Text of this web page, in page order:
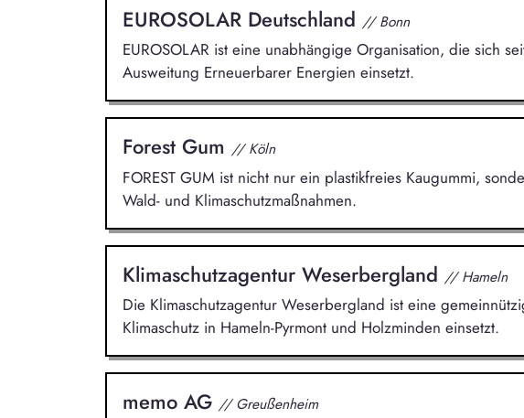
EUROSOLAR Deutschland // Bonn
EUROSOLAR ist eine unabhängige Organisation, die sich
Ausweitung Erneuerbarer Energien einsetzt.
Forest Gum // Köln
FOREST GUM ist nicht nur ein plastikfreies Kaugummi,
Wald- und Klimaschutzmaßnahmen.
Klimaschutzagentur Weserbergland // Hameln
Die Klimaschutzagentur Weserbergland ist eine
Klimaschutz in Hameln-Pyrmont und Holzminden einsetzt.
memo AG // Greußenheim